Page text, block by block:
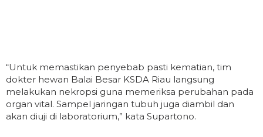
“Untuk memastikan penyebab pasti kematian, tim
dokter hewan Balai Besar KSDA Riau langsung
melakukan nekropsi guna memeriksa perubahan pada
organ vital. Sampel jaringan tubuh juga diambil dan
akan diuji di laboratorium,” kata Supartono.